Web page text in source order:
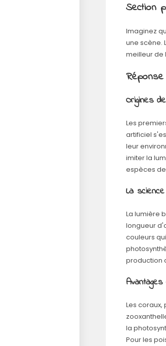
Section
Imaginez
une scène.
meilleur de
Origines
Les
artificiel
leur
imiter la
espèces
La
La lumière
longueur
couleurs
production
Les
la
Pour les